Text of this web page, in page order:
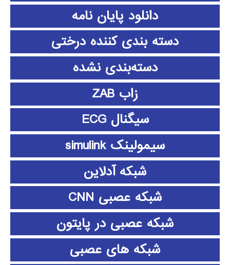
دانلود پايان نامه
دسته بندی کننده درختی
دسته‌بندی نشده
زاب ZAB
سیگنال ECG
سیمولینک simulink
شبکه آدلاین
شبکه عصبی CNN
شبکه عصبی در پایتون
شبکه های عصبی